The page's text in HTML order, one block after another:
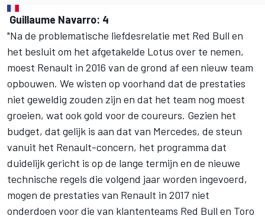
Guillaume Navarro: 4
"Na de problematische liefdesrelatie met Red Bull en
het besluit om het afgetakelde Lotus over te nemen,
moest Renault in 2016 van de grond af een nieuw team
opbouwen. We wisten op voorhand dat de prestaties
niet geweldig zouden zijn en dat het team nog moest
groeien, wat ook gold voor de coureurs. Gezien het
budget, dat gelijk is aan dat van Mercedes, de steun
vanuit het Renault-concern, het programma dat
duidelijk gericht is op de lange termijn en de nieuwe
technische regels die volgend jaar worden ingevoerd,
mogen de prestaties van Renault in 2017 niet
onderdoen voor die van klantenteams Red Bull en Toro